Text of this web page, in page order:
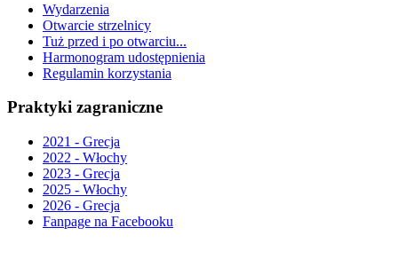
Wydarzenia
Otwarcie strzelnicy
Tuż przed i po otwarciu...
Harmonogram udostępnienia
Regulamin korzystania
Praktyki zagraniczne
2021 - Grecja
2022 - Włochy
2023 - Grecja
2025 - Włochy
2026 - Grecja
Fanpage na Facebooku